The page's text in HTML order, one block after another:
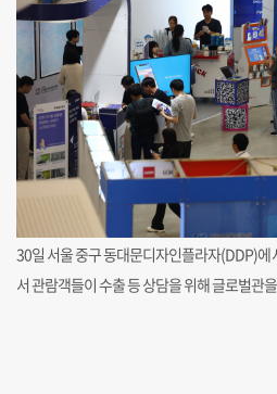
30일 서울 중구 동대문디자인플라자(DDP)
서 관람객들이 수출 등 상담을 위해 글로벌관